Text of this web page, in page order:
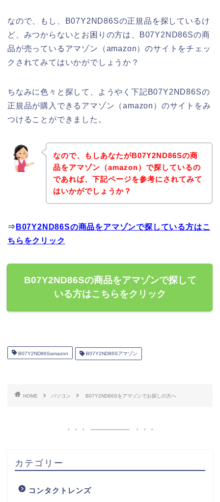
なので、もし、B07Y2ND86Sの正規品を探しているけ
ど、みつからないとお困りの方は、B07Y2ND86Sの商
品が売っているアマゾン（amazon）のサイトをチェッ
クされてみてはいかがでしょうか？
ちなみに色々と探して、ようやく下記B07Y2ND86Sの
正規品が購入できるアマゾン（amazon）のサイトをみ
つけることができました。
なので、もしあなたがB07Y2ND86Sの商
品をアマゾン（amazon）で探しているの
であれば、下記ページを参考にされてみて
はいかがでしょうか？
⇒ B07Y2ND86Sの商品をアマゾンで探している方はこ
ちらをクリック
B07Y2ND86Sの商品をアマゾンで探して
いる方はこちらをクリック
B07Y2ND86Samazon B07Y2ND86Sアマゾン
HOME パソコン B07Y2ND86Sをアマゾンでお探しの方へ
カテゴリー
コンタクトレンズ